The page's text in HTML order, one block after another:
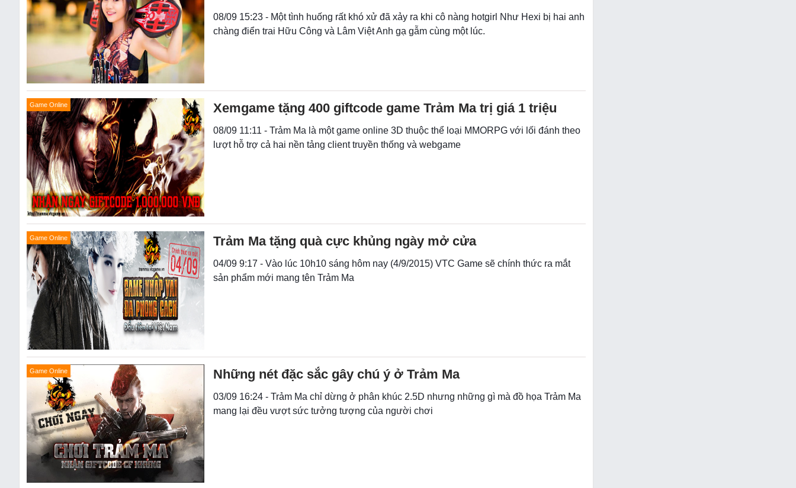
08/09 15:23 - Một tình huống rất khó xử đã xảy ra khi cô nàng hotgirl Như Hexi bị hai anh
chàng điển trai Hữu Công và Lâm Việt Anh gạ gẫm cùng một lúc.
Game Online Xemgame tặng 400 giftcode game Trảm Ma trị giá 1 triệu
08/09 11:11 - Trảm Ma là một game online 3D thuộc thể loại MMORPG với lối đánh theo
lượt hỗ trợ cả hai nền tảng client truyền thống và webgame
Game Online Trảm Ma tặng quà cực khủng ngày mở cửa
04/09 9:17 - Vào lúc 10h10 sáng hôm nay (4/9/2015) VTC Game sẽ chính thức ra mắt
sản phẩm mới mang tên Trảm Ma
Game Online Những nét đặc sắc gây chú ý ở Trảm Ma
03/09 16:24 - Trảm Ma chỉ dừng ở phân khúc 2.5D nhưng những gì mà đồ họa Trảm Ma
mang lại đều vượt sức tưởng tượng của người chơi